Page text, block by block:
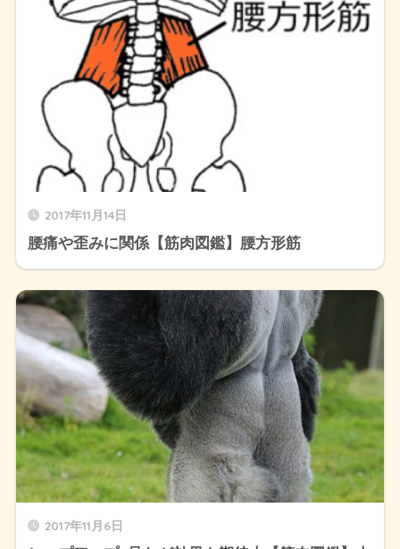
2017年11月14日
腰痛や歪みに関係【筋肉図鑑】腰方形筋
2017年11月6日